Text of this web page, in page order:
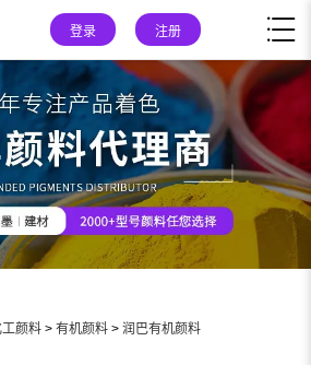
登录 注册
颜料 > 有机颜料 > 润巴有机颜料